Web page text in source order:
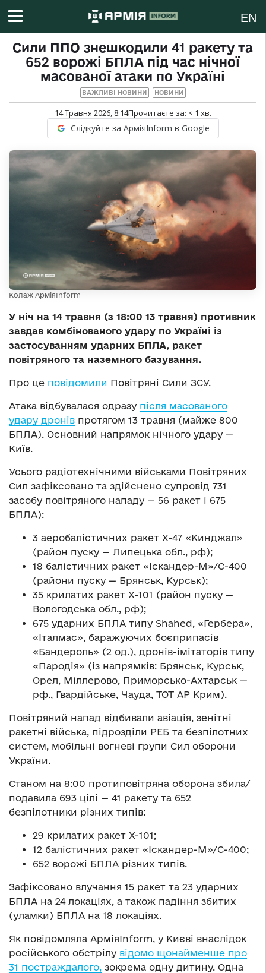
EN
Сили ППО знешкодили 41 ракету та
652 ворожі БПЛА під час нічної
масованої атаки по Україні
ВАЖЛИВІ НОВИНИ НОВИНИ
14 Травня 2026, 8:14Прочитаєте за: < 1 хв.
Слідкуйте за АрміяInform в Google
Колаж АрміяInform
У ніч на 14 травня (з 18:00 13 травня) противник
завдав комбінованого удару по Україні із
застосуванням ударних БПЛА, ракет
повітряного та наземного базування.
Про це повідомили Повітряні Сили ЗСУ.
Атака відбувалася одразу після масованого
удару дронів протягом 13 травня (майже 800
БПЛА). Основний напрямок нічного удару —
Київ.
Усього радіотехнічними військами Повітряних
Сил зафіксовано та здійснено супровід 731
засобу повітряного нападу — 56 ракет і 675
БПЛА):
3 аеробалістичних ракет Х-47 «Кинджал»
(район пуску — Липецька обл., рф);
18 балістичних ракет «Іскандер-М»/С-400
(райони пуску — Брянськ, Курськ);
35 крилатих ракет Х-101 (район пуску —
Вологодська обл., рф);
675 ударних БПЛА типу Shahed, «Гербера»,
«Італмас», баражуючих боєприпасів
«Бандероль» (2 од.), дронів-імітаторів типу
«Пародія» (із напрямків: Брянськ, Курськ,
Орел, Міллерово, Приморсько-Ахтарськ —
рф., Гвардійське, Чауда, ТОТ АР Крим).
Повітряний напад відбивали авіація, зенітні
ракетні війська, підрозділи РЕБ та безпілотних
систем, мобільні вогневі групи Сил оборони
України.
Станом на 8:00 протиповітряна оборона збила/
подавила 693 цілі — 41 ракету та 652
безпілотники різних типів:
29 крилатих ракет Х-101;
12 балістичних ракет «Іскандер-М»/С-400;
652 ворожі БПЛА різних типів.
Зафіксовано влучання 15 ракет та 23 ударних
БПЛА на 24 локаціях, а також падіння збитих
(уламки) БПЛА на 18 локаціях.
Як повідомляла АрміяInform, у Києві внаслідок
російського обстрілу відомо щонайменше про
31 постраждалого, зокрема одну дитину. Одна